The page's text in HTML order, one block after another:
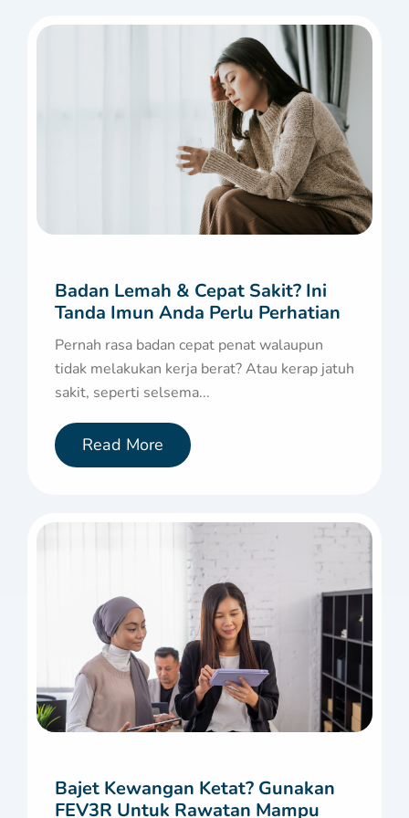
Badan Lemah & Cepat Sakit? Ini
Tanda Imun Anda Perlu Perhatian
Pernah rasa badan cepat penat walaupun
tidak melakukan kerja berat? Atau kerap jatuh
sakit, seperti selsema...
Read More
Bajet Kewangan Ketat? Gunakan
FEV3R Untuk Rawatan Mampu